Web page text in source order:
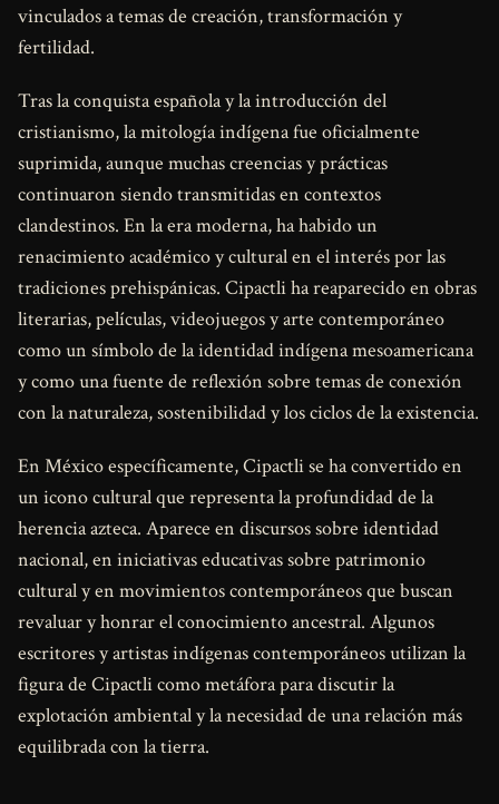
vinculados a temas de creación, transformación y
fertilidad.
Tras la conquista española y la introducción del
cristianismo, la mitología indígena fue oficialmente
suprimida, aunque muchas creencias y prácticas
continuaron siendo transmitidas en contextos
clandestinos. En la era moderna, ha habido un
renacimiento académico y cultural en el interés por las
tradiciones prehispánicas. Cipactli ha reaparecido en obras
literarias, películas, videojuegos y arte contemporáneo
como un símbolo de la identidad indígena mesoamericana
y como una fuente de reflexión sobre temas de conexión
con la naturaleza, sostenibilidad y los ciclos de la existencia.
En México específicamente, Cipactli se ha convertido en
un icono cultural que representa la profundidad de la
herencia azteca. Aparece en discursos sobre identidad
nacional, en iniciativas educativas sobre patrimonio
cultural y en movimientos contemporáneos que buscan
revaluar y honrar el conocimiento ancestral. Algunos
escritores y artistas indígenas contemporáneos utilizan la
figura de Cipactli como metáfora para discutir la
explotación ambiental y la necesidad de una relación más
equilibrada con la tierra.